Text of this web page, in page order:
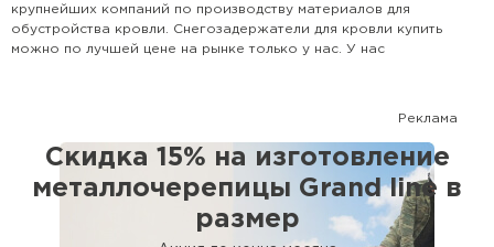
крупнейших компаний по производству материалов для
обустройства кровли. Снегозадержатели для кровли купить
можно по лучшей цене на рынке только у нас. У нас
с частными лицами.
Реклама
Скидка 15% на изготовление
металлочерепицы Grand line в
размер